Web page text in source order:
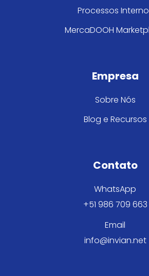
Processos
MercaDOOH
Empresa
Sobre Nós
Blog e Recursos
Contato
WhatsApp
+51 986 709 663
Email
info@invian.net